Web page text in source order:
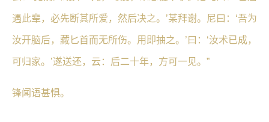
遇此辈，必先断其所爱，然后决之。’某拜谢。尼曰：‘吾为
汝开脑后，藏匕首而无所伤。用即抽之。’曰：‘汝术已成，
可归家。’遂送还，云：后二十年，方可一见。”
锋闻语甚惧。